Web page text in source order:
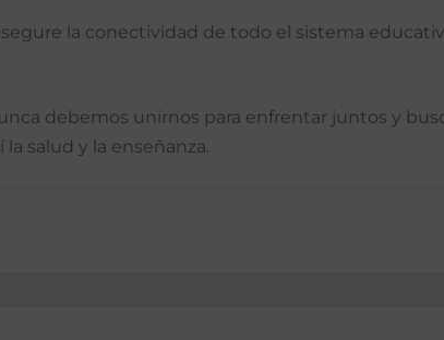
la conectividad de todo el sistema
debemos unirnos para enfrentar juntos y
salud y la enseñanza.